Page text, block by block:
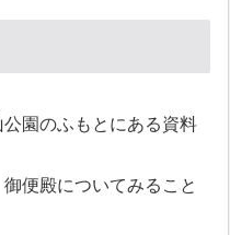
園のふもとにある資料
便殿についてみること